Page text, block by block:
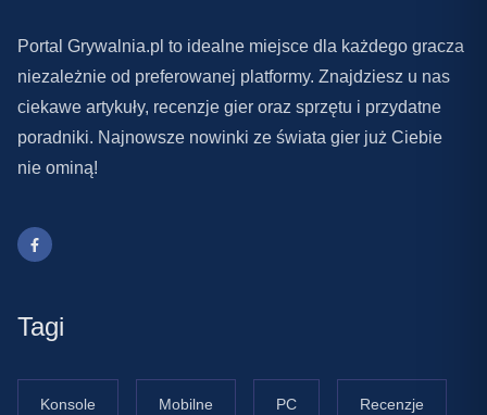
Portal Grywalnia.pl to idealne miejsce dla każdego gracza
niezależnie od preferowanej platformy. Znajdziesz u nas
ciekawe artykuły, recenzje gier oraz sprzętu i przydatne
poradniki. Najnowsze nowinki ze świata gier już Ciebie
nie ominą!
Tagi
Konsole Mobilne PC Recenzje